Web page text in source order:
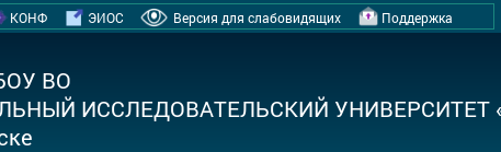
КОНФ ЭИОС Версия для слабовидящих Поддержка
ВО
ИССЛЕДОВАТЕЛЬСКИЙ УНИВЕРСИТЕТ